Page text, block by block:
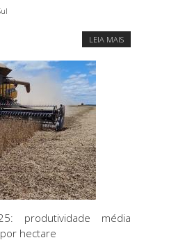
LEIA MAIS
produtividade média
hectare